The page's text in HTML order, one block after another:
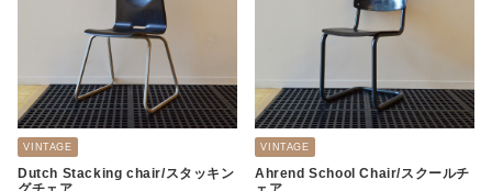
VINTAGE
Dutch Stacking chair/スタッキン
VINTAGE
Ahrend School Chair/スクールチ